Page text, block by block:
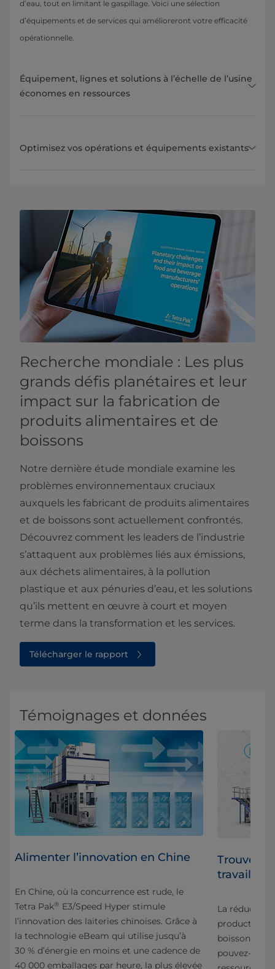
d’eau, tout en limitant le gaspillage. Voici une sélection
d’équipements et de services qui amélioreront votre efficacité
opérationnelle.
Équipement, lignes et solutions à l’échelle de l’usine
économes en ressources
Optimisez vos opérations et équipements existants
Recherche mondiale : Les plus
grands défis planétaires et leur
impact sur la fabrication de
produits alimentaires et de
boissons
Notre dernière étude mondiale examine les
problèmes environnementaux cruciaux
auxquels les fabricant de produits alimentaires
et de boissons sont actuellement confrontés.
Découvrez comment les leaders de l’industrie
s’attaquent aux problèmes liés aux émissions,
aux déchets alimentaires, à la pollution
plastique et aux pénuries d’eau, et les solutions
qu’ils mettent en œuvre à court et moyen
terme dans la transformation et les services.
Télécharger le rapport
Témoignages et données
Alimenter l’innovation en Chine
En Chine, où la concurrence est rude, le
Tetra Pak® E3/Speed Hyper stimule
l’innovation des laiteries chinoises. Grâce à
la technologie eBeam qui utilise jusqu’à
30 % d’énergie en moins et une cadence de
40 000 emballages par heure, la plus élevée
Trouver
travailler
La réduction
production
boissons
pouvez-